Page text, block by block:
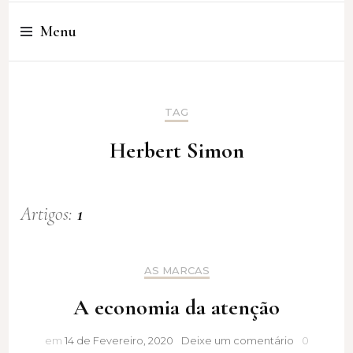
Cristina Amaro
Menu
TAG
Herbert Simon
Artigos:1
AS MARCAS
A economia da atenção
em 14 de Fevereiro, 2020 Deixe um comentárioA
0